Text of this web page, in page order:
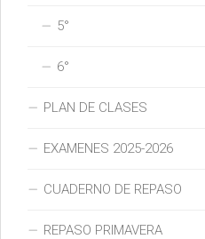
5°
6°
PLAN DE CLASES
EXAMENES 2025-2026
CUADERNO DE REPASO
REPASO PRIMAVERA